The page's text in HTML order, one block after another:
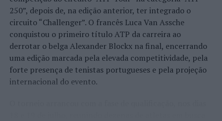
250”, depois de, na edição anterior, ter integrado o
circuito “Challenger”. O francês Luca Van Assche
conquistou o primeiro título ATP da carreira ao
derrotar o belga Alexander Blockx na final, encerrando
uma edição marcada pela elevada competitividade, pela
forte presença de tenistas portugueses e pela projeção
internacional do evento.